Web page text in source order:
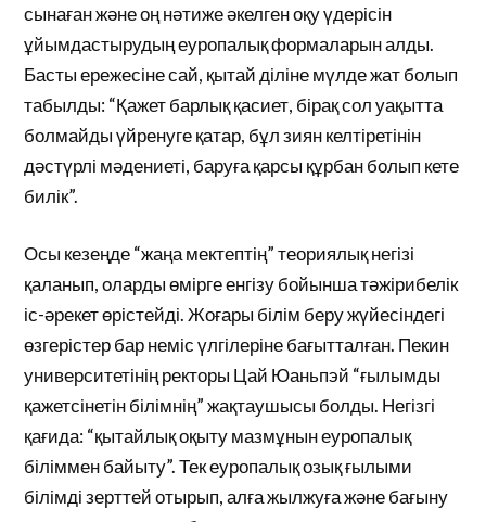
сынаған және оң нәтиже әкелген оқу үдерісін
ұйымдастырудың еуропалық формаларын алды.
Басты ережесіне сай, қытай діліне мүлде жат болып
табылды: “Қажет барлық қасиет, бірақ сол уақытта
болмайды үйренуге қатар, бұл зиян келтіретінін
дәстүрлі мәдениеті, баруға қарсы құрбан болып кете
билік”.
Осы кезеңде “жаңа мектептің” теориялық негізі
қаланып, оларды өмірге енгізу бойынша тәжірибелік
іс-әрекет өрістейді. Жоғары білім беру жүйесіндегі
өзгерістер бар неміс үлгілеріне бағытталған. Пекин
университетінің ректоры Цай Юаньпэй “ғылымды
қажетсінетін білімнің” жақтаушысы болды. Негізгі
қағида: “қытайлық оқыту мазмұнын еуропалық
біліммен байыту”. Тек еуропалық озық ғылыми
білімді зерттей отырып, алға жылжуға және бағыну